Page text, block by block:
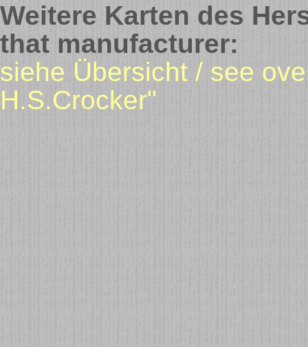
Weitere Karten des
that manufacturer:
siehe Übersicht / see
H.S.Crocker"